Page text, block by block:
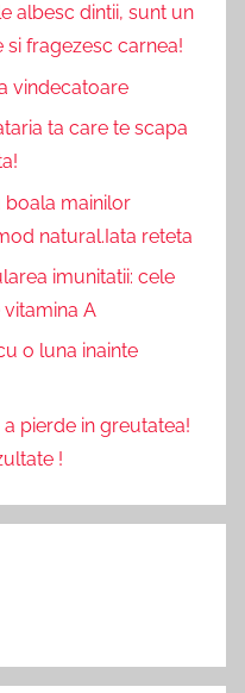
albesc dintii, sunt un
si fragezesc carnea!
vindecatoare
ta care te scapa
boala mainilor
natural.Iata reteta
imunitatii: cele
A
o luna inainte
pierde in greutatea!
!